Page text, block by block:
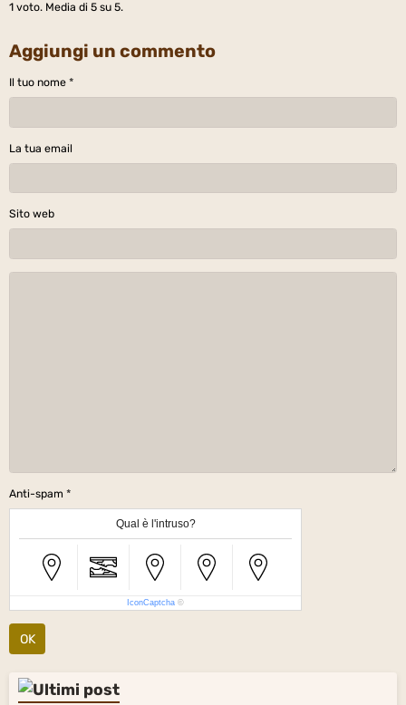
1 voto. Media di 5 su 5.
Aggiungi un commento
Il tuo nome
La tua email
Sito web
Anti-spam
Qual è l'intruso?
IconCaptcha ©
OK